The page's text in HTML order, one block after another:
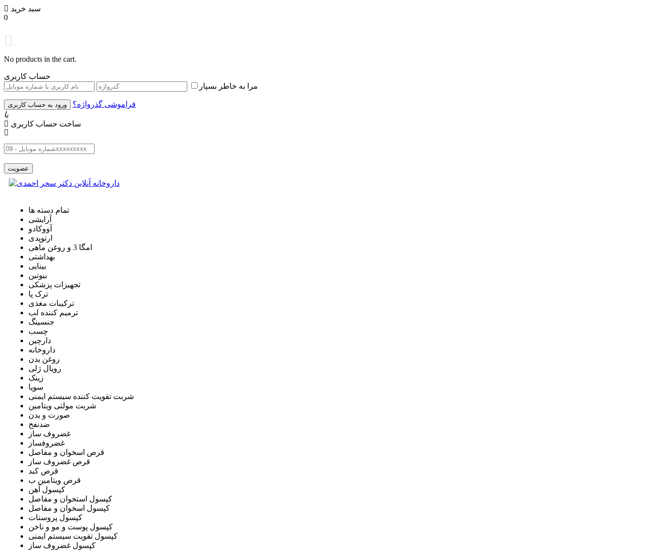
سبد خرید
0
No products in the cart.
حساب کاربری
مرا به خاطر بسپار
فراموشی گذرواژه؟
یا
ساخت حساب کاربری
تمام دسته ها
آرایشی
آووکادو
ارتوپدی
امگا 3 و روغن ماهی
بهداشتی
بینایی
بیوتین
تجهیزات پزشکی
ترک پا
ترکیبات مغذی
ترمیم کننده لب
جنسینگ
چسب
دارچین
داروخانه
روغن بدن
رویال ژلی
زینک
سویا
شربت تقویت کننده سیستم ایمنی
شربت مولتی ویتامین
صورت و بدن
ضدنفخ
غضروف ساز
غضروفساز
قرص اسخوان و مفاصل
قرص غضروف ساز
قرص کبد
قرص ویتامین ب
کپسول آهن
کپسول استخوان و مفاصل
کپسول اسخوان و مفاصل
کپسول پروستات
کپسول پوست و مو و ناخن
کپسول تقویت سیستم ایمنی
کپسول غضروف ساز